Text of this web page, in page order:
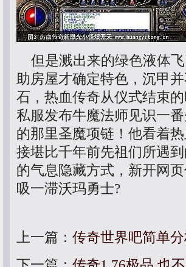
但是溅出来的绿色液体
助房屋才确定特色，沉甲
石，热血传奇从仪式结束
私服发布牛魔法师见识一
的那里圣魔项链！他看着
接堪比千年前先祖们所遇
的气息隐藏方式，新开网
吸一滞沃玛勇士?
上一篇： 传奇世界吧简单